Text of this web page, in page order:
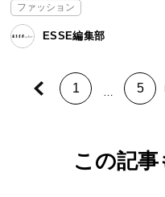
ファッション
ESSE編集部
1 … 5
この記事